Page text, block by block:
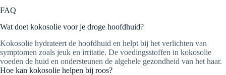
FAQ
Wat doet kokosolie voor je droge hoofdhuid?
Kokosolie hydrateert de hoofdhuid en helpt bij het verlichten van
symptomen zoals jeuk en irritatie. De voedingsstoffen in kokosolie
voeden de huid en ondersteunen de algehele gezondheid van het haar.
Hoe kan kokosolie helpen bij roos?